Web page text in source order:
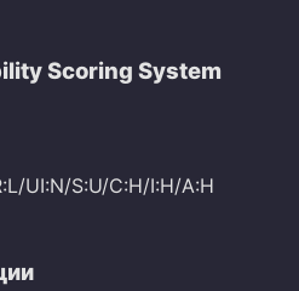
Scoring System
UI:N/S:U/C:H/I:H/A:H